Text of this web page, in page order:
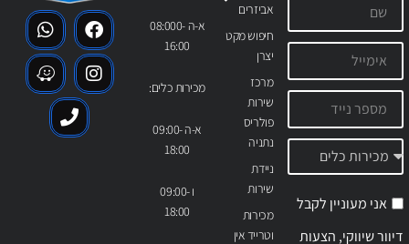
אביזרים
חיפוש מקט
יצרן
מרכז
שירות
פולריס
נתניה
ניידת
שירות
מכירות
וטרייד אין
א-ה 08:000-
16:00
מכירות כלים:
א-ה 09:00-
18:00
ו 09:00-
18:00
אני מעוניין לקבל
דיוור שיווקי, הצעות